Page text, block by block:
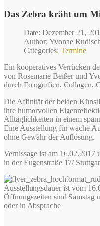
Das Zebra kräht um
Date: Dezember 21,
Author: Yvonne Rudisch
Categories: Termine
Ein kooperatives Verrücken
von Rosemarie Beißer und
durch Fotografien, Collagen,
Die Affinität der beiden
ihre humorvollen
Alltäglichkeiten in einem
Eine Ausstellung für wache
ohne Gewähr der Auflösung.
Vernissage ist am
in der Eugenstraße 17/
Ausstellungsdauer ist vom
Öffnungszeiten sind Samstag
oder in Absprache